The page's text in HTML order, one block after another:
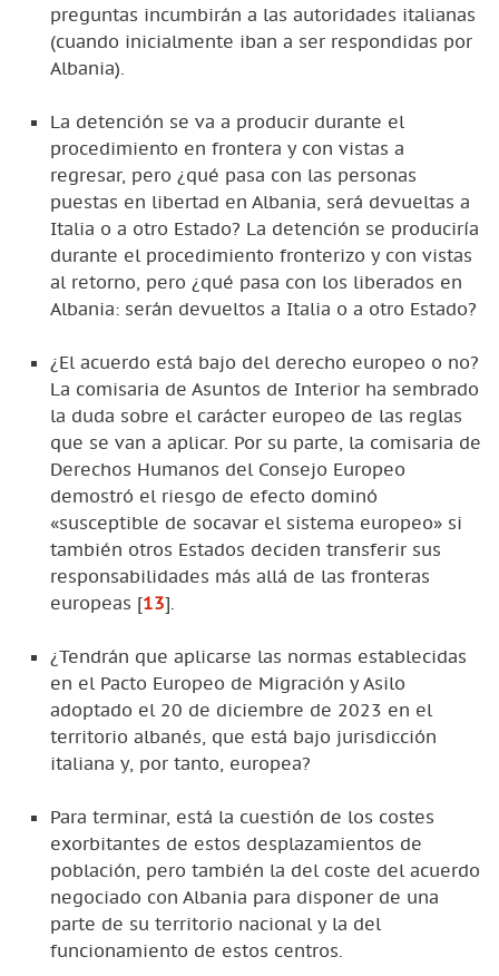
preguntas incumbirán a las autoridades italianas
(cuando inicialmente iban a ser respondidas por
Albania).
La detención se va a producir durante el
procedimiento en frontera y con vistas a
regresar, pero ¿qué pasa con las personas
puestas en libertad en Albania, será devueltas a
Italia o a otro Estado? La detención se produciría
durante el procedimiento fronterizo y con vistas
al retorno, pero ¿qué pasa con los liberados en
Albania: serán devueltos a Italia o a otro Estado?
¿El acuerdo está bajo del derecho europeo o no?
La comisaria de Asuntos de Interior ha sembrado
la duda sobre el carácter europeo de las reglas
que se van a aplicar. Por su parte, la comisaria de
Derechos Humanos del Consejo Europeo
demostró el riesgo de efecto dominó
«susceptible de socavar el sistema europeo» si
también otros Estados deciden transferir sus
responsabilidades más allá de las fronteras
europeas [13]
¿Tendrán que aplicarse las normas establecidas
en el Pacto Europeo de Migración y Asilo
adoptado el 20 de diciembre de 2023 en el
territorio albanés, que está bajo jurisdicción
italiana y, por tanto, europea?
Para terminar, está la cuestión de los costes
exorbitantes de estos desplazamientos de
población, pero también la del coste del acuerdo
negociado con Albania para disponer de una
parte de su territorio nacional y la del
funcionamiento de estos centros.